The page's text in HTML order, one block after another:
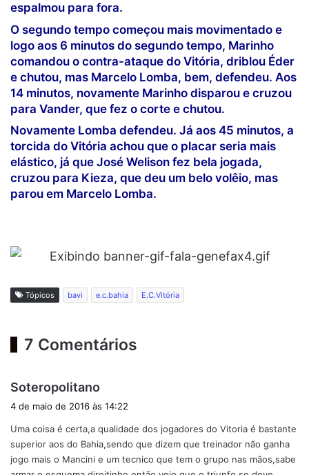
espalmou para fora.
O segundo tempo começou mais movimentado e
logo aos 6 minutos do segundo tempo, Marinho
comandou o contra-ataque do Vitória, driblou Éder
e chutou, mas Marcelo Lomba, bem, defendeu. Aos
14 minutos, novamente Marinho disparou e cruzou
para Vander, que fez o corte e chutou.
Novamente Lomba defendeu. Já aos 45 minutos, a
torcida do Vitória achou que o placar seria mais
elástico, já que José Welison fez bela jogada,
cruzou para Kieza, que deu um belo volêio, mas
parou em Marcelo Lomba.
Tópicos bavi e.c.bahia E.C.Vitória
7 Comentários
Soteropolitano
s
e
:
4 de maio de 2016 às 14:22
Uma coisa é certa,a qualidade dos jogadores do Vitoria é bastante
superior aos do Bahia,sendo que dizem que treinador não ganha
jogo mais o Mancini e um tecnico que tem o grupo nas mãos,sabe